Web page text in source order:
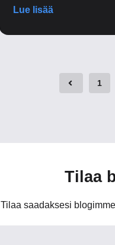
Lue lisää
1
Tilaa
Tilaa saadaksesi